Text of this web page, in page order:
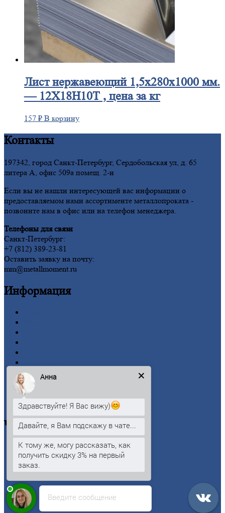
Листнержавеющий 1,5x280x1000 мм.
— 12Х18Н10Т , цена за кг
157 ₽ В корзину
Контакты
197342, город Санкт-Петербург, Сердобольская ул, д. 65
литера А, офис 509а помещ. 2-н
Если вы не нашли интересующей вас информации о
предоставляемом нами ассортименте металлопроката -
позвоните нам в офис или на телефон менеджера.
Телефоны для связи
Санкт-Петербург:
+7 (812) 389-23-81
Оставить заявку на почту:
mm@metallmoment.ru
Информация
Новости
Личный
Оформление
Оплата
Черныйметаллопрокат
Арматура
Двутавроваябалка (двутавр)
Квадрат
Лист
Проволока
Рельсы
Введите сообщение
Анна
Здравствуйте! Я Вас вижу)
Давайте, я Вам подскажу в чате...
К тому же, могу рассказать, как
получить скидку 3% на первый
заказ.